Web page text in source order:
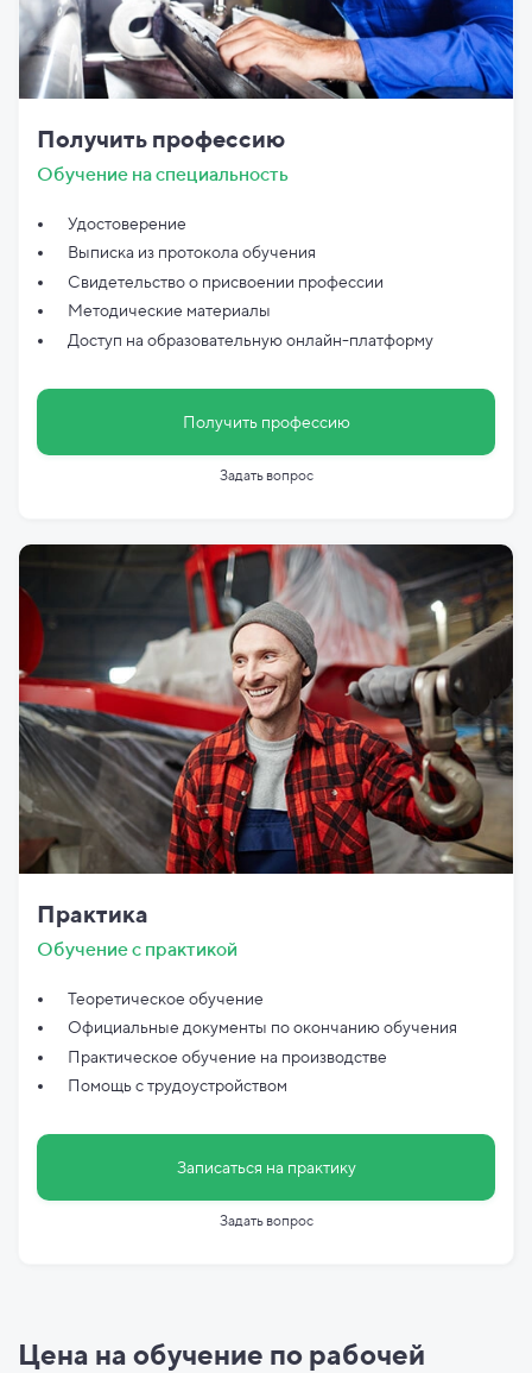
Получить профессию
Обучение на специальность
Удостоверение
Выписка из протокола обучения
Свидетельство о присвоении профессии
Методические материалы
Доступ на образовательную онлайн-платформу
Получить профессию
Задать вопрос
Практика
Обучение с практикой
Теоретическое обучение
Официальные документы поокончанию обучения
Практическое обучение на производстве
Помощь с трудоустройством
Записаться на практику
Задать вопрос
Цена на обучение по рабочей